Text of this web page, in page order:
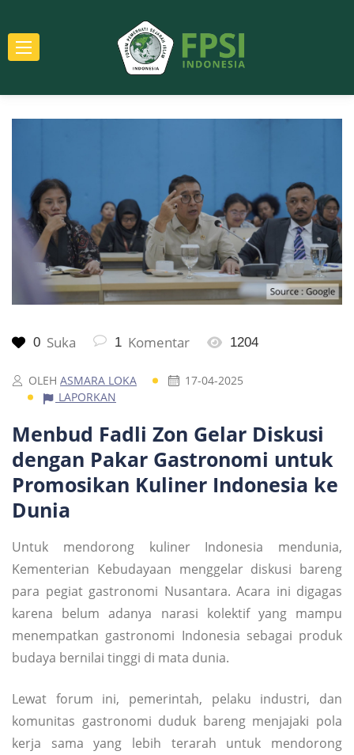
0 Suka 1 Komentar 1204
OLEH ASMARA LOKA
17-04-2025
LAPORKAN
Menbud Fadli Zon Gelar Diskusi
dengan Pakar Gastronomi untuk
Promosikan Kuliner Indonesia ke
Dunia
Untuk mendorong kuliner Indonesia mendunia,
Kementerian Kebudayaan menggelar diskusi bareng
para pegiat gastronomi Nusantara. Acara ini digagas
karena belum adanya narasi kolektif yang mampu
menempatkan gastronomi Indonesia sebagai produk
budaya bernilai tinggi di mata dunia.
Lewat forum ini, pemerintah, pelaku industri, dan
komunitas gastronomi duduk bareng menjajaki pola
kerja sama yang lebih terarah untuk mendorong